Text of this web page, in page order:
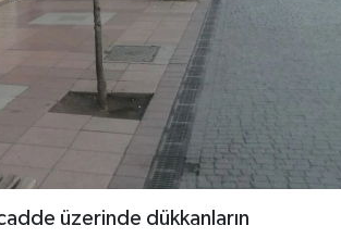
cadde üzerinde dükkanların